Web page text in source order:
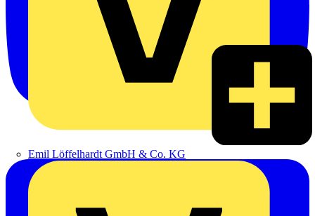
Emil Löffelhardt GmbH & Co. KG